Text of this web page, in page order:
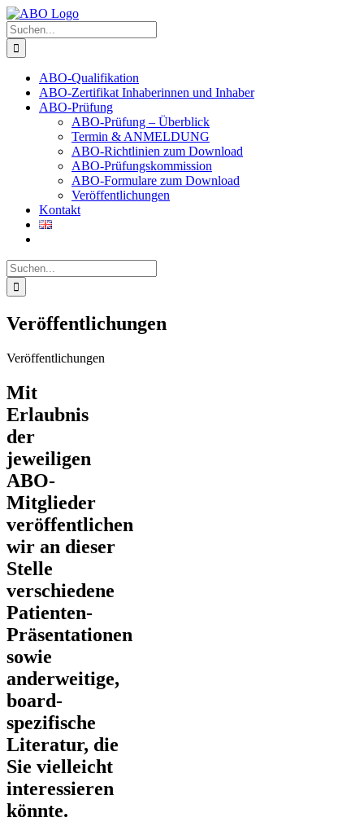
Skip
to
content
Suche
nach:
ABO-Qualifikation
ABO-Zertifikat Inhaberinnen und Inhaber
ABO-Prüfung
ABO-Prüfung – Überblick
Termin & ANMELDUNG
ABO-Richtlinien zum Download
ABO-Prüfungskommission
ABO-Formulare zum Download
Veröffentlichungen
Kontakt
Suche
nach:
Veröffentlichungen
Veröffentlichungen
Mit
Erlaubnis
der
jeweiligen
ABO-
Mitglieder
veröffentlichen
wir an dieser
Stelle
verschiedene
Patienten-
Präsentationen
sowie
anderweitige,
board-
spezifische
Literatur, die
Sie vielleicht
interessieren
könnte.